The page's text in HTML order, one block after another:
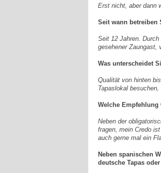
Erst nicht, aber dann
Seit wann betreiben
Seit 12 Jahren.
gesehener Zaungast,
Was unterscheidet
Qualität von hinten
Tapaslokal
Welche Empfehlung
Neben der
fragen, mein Credo
auch gerne mal ein
Neben spanischen
deutsche Tapas